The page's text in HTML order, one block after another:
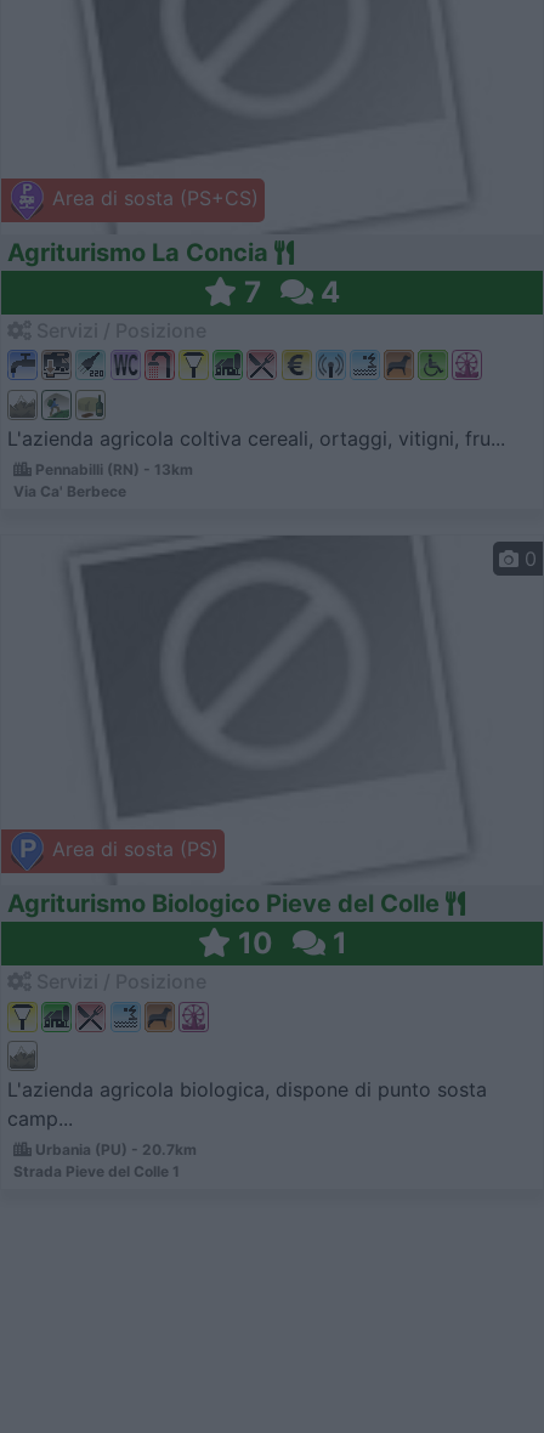
Area di sosta (PS+CS)
Agriturismo La Concia
7 4
L'azienda agricola coltiva cereali, ortaggi, vitigni, fru...
Pennabilli (RN) - 13km
Via Ca' Berbece
Area di sosta (PS)
0
Agriturismo Biologico Pieve del Colle
10 1
L'azienda agricola biologica, dispone di punto sosta
camp...
Urbania (PU) - 20.7km
Strada Pieve del Colle 1